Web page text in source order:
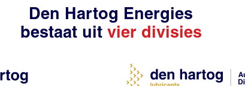
Den Hartog Energies
bestaat uit vier divisies